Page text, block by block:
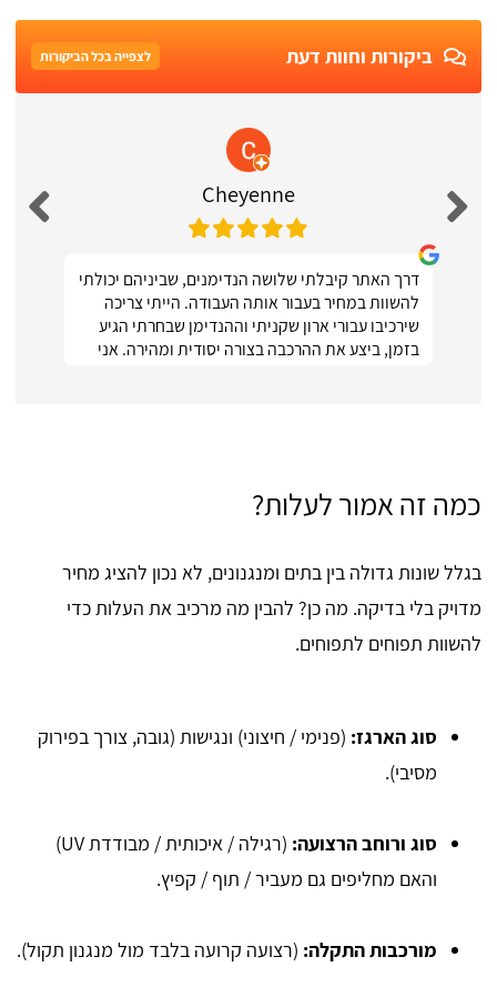
ביקורות וחוות דעת לצפייה בכל הביקורות
Cheyenne
דרך האתר קיבלתי שלושה הנדימנים, שביניהם יכולתי
להשוות במחיר בעבור אותה העבודה. הייתי צריכה
שירכיבו עבורי ארון שקניתי וההנדימן שבחרתי הגיע
בזמן, ביצע את ההרכבה בצורה יסודית ומהירה. אני
כמה זה אמור לעלות?
בגלל שונות גדולה בין בתים ומנגנונים, לא נכון להציג מחיר
מדויק בלי בדיקה. מה כן? להבין מה מרכיב את העלות כדי
להשוות תפוחים לתפוחים.
סוג הארגז: (פנימי / חיצוני) ונגישות (גובה, צורך בפירוק
מסיבי).
סוג ורוחב הרצועה:
(רגילה / איכותית / מבודדת UV)
והאם מחליפים גם מעביר / תוף / קפיץ.
מורכבות התקלה: (רצועה קרועה בלבד מול מנגנון תקול).